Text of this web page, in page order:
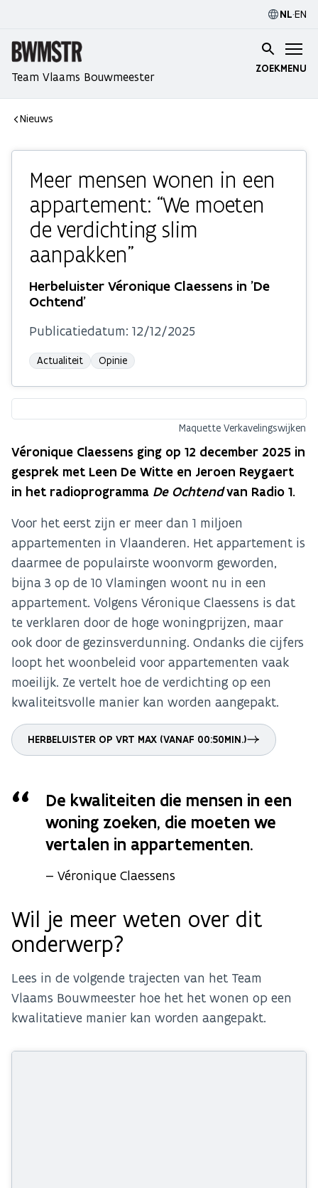
NL·EN
Team Vlaams Bouwmeester
ZOEKMENU
Nieuws
Meer mensen wonen in een
appartement: “We moeten
de verdichting slim
aanpakken”
Herbeluister Véronique Claessens in 'De
Ochtend'
Publicatiedatum: 12/12/2025
Actualiteit Opinie
Maquette Verkavelingswijken
Véronique Claessens ging op 12 december 2025 in
gesprek met Leen De Witte en Jeroen Reygaert
in het radioprogramma De Ochtendvan Radio 1.
Voor het eerst zijn er meer dan 1 miljoen
appartementen in Vlaanderen. Het appartement is
daarmee de populairste woonvorm geworden,
bijna 3 op de 10 Vlamingen woont nu in een
appartement. Volgens Véronique Claessens is dat
te verklaren door de hoge woningprijzen, maar
ook door de gezinsverdunning. Ondanks die cijfers
loopt het woonbeleid voor appartementen vaak
moeilijk. Ze vertelt hoe de verdichting op een
kwaliteitsvolle manier kan worden aangepakt.
HERBELUISTER OP VRT MAX (VANAF 00:50MIN.)
De kwaliteiten die mensen in een
woning zoeken, die moeten we
vertalen in appartementen.
Véronique Claessens
Wil je meer weten over dit
onderwerp?
Lees in de volgende trajecten van het Team
Vlaams Bouwmeester hoe het het wonen op een
kwalitatieve manier kan worden aangepakt.